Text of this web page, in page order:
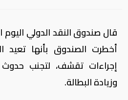
قال صندوق النقد الدولي
أخطرت الصندوق بأنها تعيد
إجراءات تقشف، لتجنب حدوث
وزيادة البطالة.